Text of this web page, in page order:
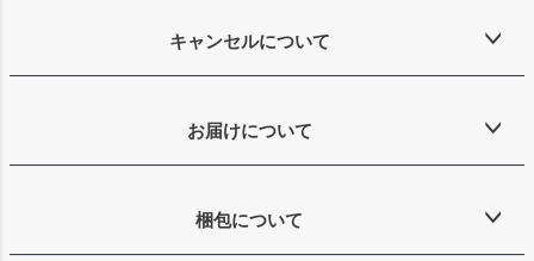
キャンセルについて
お届けについて
梱包について